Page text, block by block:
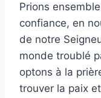
Prions
confiance, en
de notre
monde troublé
optons à la
trouver la paix